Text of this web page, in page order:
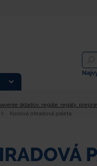
skladov, regále, regály,
Kovová ohradová paleta